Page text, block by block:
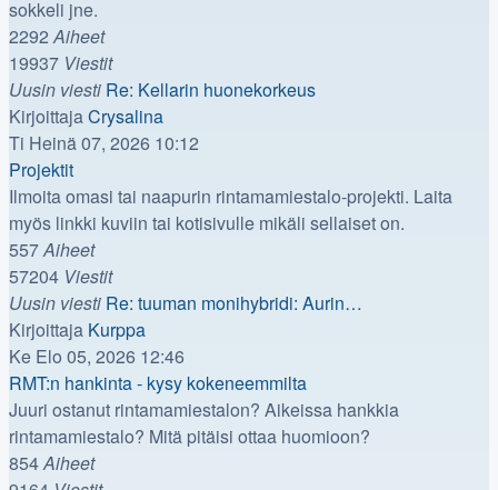
sokkeli jne.
2292Aiheet
19937 Viestit
Uusin viesti Re: Kellarin huonekorkeus
KirjoittajaCrysalina
uusin
Ti Heinä 07, 2026 10:12
Projektit
Ilmoita omasi tai naapurin rintamamiestalo-projekti. Laita
myös linkki kuviin tai kotisivulle mikäli sellaiset on.
557Aiheet
57204 Viestit
Uusin viesti Re: tuuman monihybridi: Aurin…
Kirjoittaja Kurppa
uusin
viesti
Ke Elo 05, 2026 12:46
RMT:n hankinta - kysy kokeneemmilta
Juuri ostanut rintamamiestalon? Aikeissa hankkia
rintamamiestalo? Mitä pitäisi ottaa huomioon?
854Aiheet